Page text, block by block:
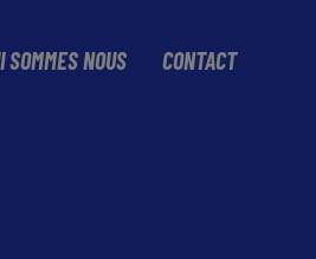
SOMMES NOUS CONTACT